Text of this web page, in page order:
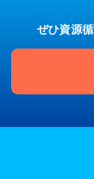
ぜひ資源